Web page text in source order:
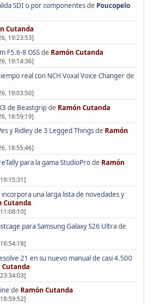
SDI o por componentesde Poucopelo
Cutanda
19:23:53]
F5.6-8 OSSde Ramón Cutanda
19:14:36]
real con NCH Voxal Voice Changerde
19:03:50]
de Beastgripde Ramón Cutanda
18:59:19]
y Ridley de 3 Legged Thingsde Ramón
18:55:46]
para la gama StudioProde Ramón
una larga lista de novedades y
Cutanda
para Samsung Galaxy S26 Ultrade
21 en su nuevo manual de casi 4.500
Cutanda
de Ramón Cutanda